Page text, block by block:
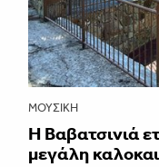
ΜΟΥΣΙΚΉ
Η Βαβατσινιά
μεγάλη